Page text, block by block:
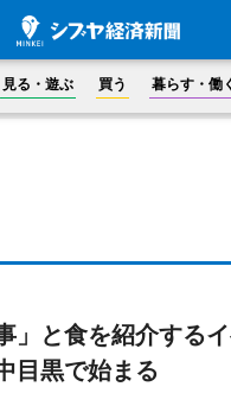
見る・遊ぶ 買う 暮らす・働
」と食を紹介する
目黒で始まる